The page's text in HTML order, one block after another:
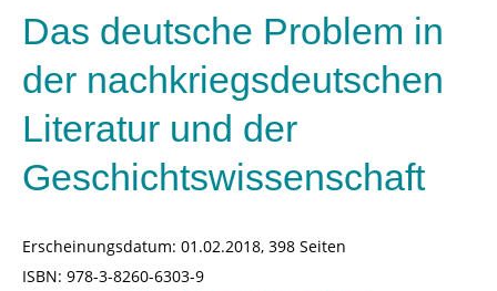
Das deutsche Problem in
der nachkriegsdeutschen
Literatur und der
Geschichtswissenschaft
Erscheinungsdatum: 01.02.2018, 398 Seiten
ISBN: 978-3-8260-6303-9